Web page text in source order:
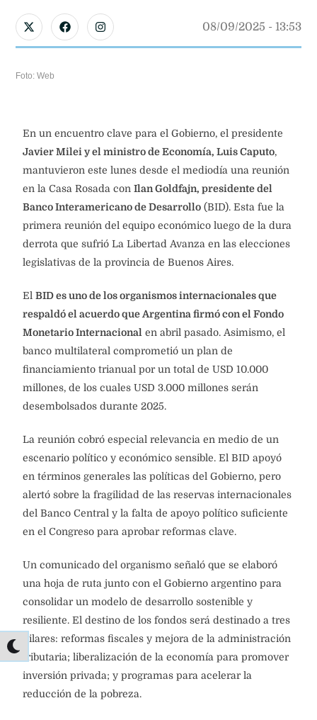
08/09/2025 - 13:53
Foto: Web
En un encuentro clave para el Gobierno, el presidente
Javier Milei y el ministro de Economía, Luis Caputo,
mantuvieron este lunes desde el mediodía una reunión
en la Casa Rosada con Ilan Goldfajn, presidente del
Banco Interamericano de Desarrollo (BID). Esta fue la
primera reunión del equipo económico luego de la dura
derrota que sufrió La Libertad Avanza en las elecciones
legislativas de la provincia de Buenos Aires.
El BID es uno de los organismos internacionales que
respaldó el acuerdo que Argentina firmó con el Fondo
Monetario Internacional en abril pasado. Asimismo, el
banco multilateral comprometió un plan de
financiamiento trianual por un total de USD 10.000
millones, de los cuales USD 3.000 millones serán
desembolsados durante 2025.
La reunión cobró especial relevancia en medio de un
escenario político y económico sensible. El BID apoyó
en términos generales las políticas del Gobierno, pero
alertó sobre la fragilidad de las reservas internacionales
del Banco Central y la falta de apoyo político suficiente
en el Congreso para aprobar reformas clave.
Un comunicado del organismo señaló que se elaboró
una hoja de ruta junto con el Gobierno argentino para
consolidar un modelo de desarrollo sostenible y
resiliente. El destino de los fondos será destinado a tres
pilares: reformas fiscales y mejora de la administración
tributaria; liberalización de la economía para promover
inversión privada; y programas para acelerar la
reducción de la pobreza.